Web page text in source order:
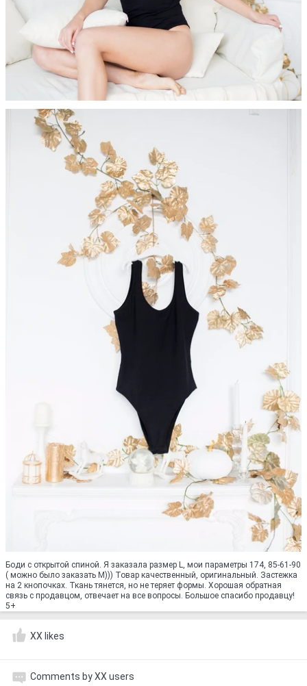
Боди с открытой спиной. Я заказала размер L, мои параметры 174, 85-61-90
( можно было заказать М))) Товар качественный, оригинальный. Застежка
на 2 кнопочках. Ткань тянется, но не теряет формы. Хорошая обратная
связь с продавцом, отвечает на все вопросы. Большое спасибо продавцу!
5+
XX likes
Comments by XX users